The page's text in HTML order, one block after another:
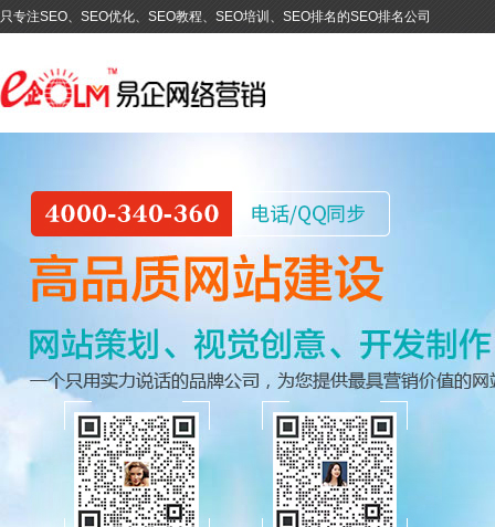
只专注SEO、SEO优化、SEO教程、SEO培训、SEO排名的SEO排名公司